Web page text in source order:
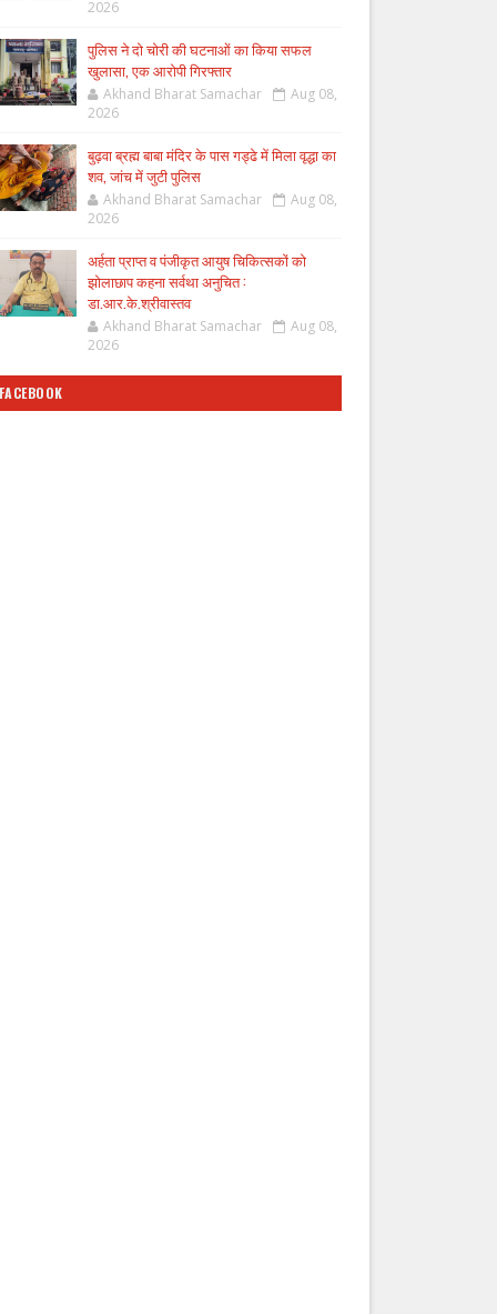
2026
पुलिस ने दो चोरी की घटनाओं का किया सफल
खुलासा, एक आरोपी गिरफ्तार
Akhand Bharat Samachar
Aug 08,
2026
बुढ़वा ब्रह्म बाबा मंदिर के पास गड्ढे में मिला वृद्धा का
शव, जांच में जुटी पुलिस
Akhand Bharat Samachar
Aug 08,
2026
अर्हता प्राप्त व पंजीकृत आयुष चिकित्सकों को
झोलाछाप कहना सर्वथा अनुचित :
डा.आर.के.श्रीवास्तव
Akhand Bharat Samachar
Aug 08,
2026
FACEBOOK